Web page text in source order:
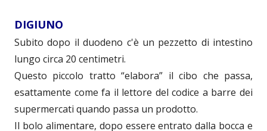
DIGIUNO
Subito dopo il duodeno c'è un pezzetto di intestino
lungo circa 20 centimetri.
Questo piccolo tratto “elabora” il cibo che passa,
esattamente come fa il lettore del codice a barre dei
supermercati quando passa un prodotto.
Il bolo alimentare, dopo essere entrato dalla bocca e